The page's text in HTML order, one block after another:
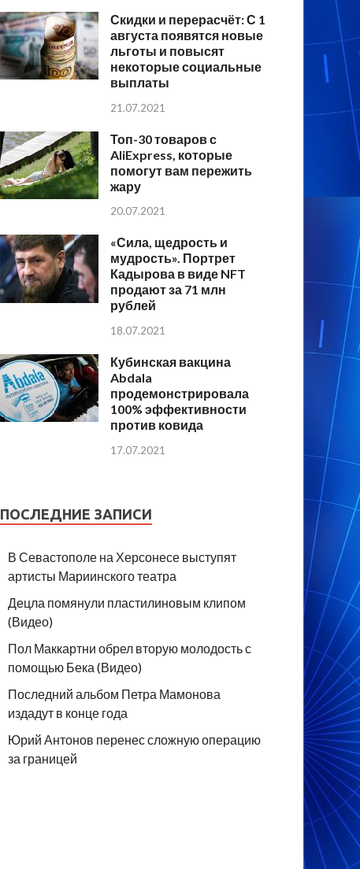
Скидки и перерасчёт: С 1
августа появятся новые
льготы и повысят
некоторые социальные
выплаты
21.07.2021
Топ-30 товаров с
AliExpress, которые
помогут вам пережить
жару
20.07.2021
«Сила, щедрость и
мудрость». Портрет
Кадырова в виде NFT
продают за 71 млн
рублей
18.07.2021
Кубинская вакцина
Abdala
продемонстрировала
100% эффективности
против ковида
17.07.2021
ПОСЛЕДНИЕ ЗАПИСИ
В Севастополе на Херсонесе выступят
артисты Мариинского театра
Децла помянули пластилиновым клипом
(Видео)
Пол Маккартни обрел вторую молодость с
помощью Бека (Видео)
Последний альбом Петра Мамонова
издадут в конце года
Юрий Антонов перенес сложную операцию
за границей